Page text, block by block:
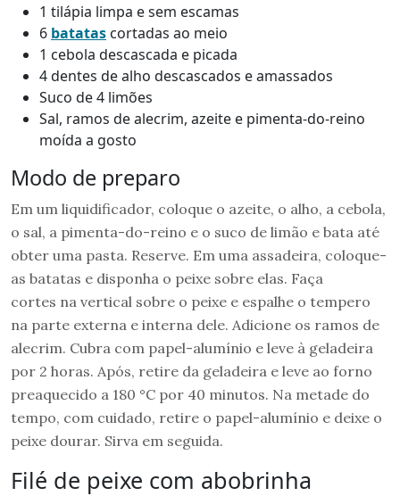
1 tilápia limpa e sem escamas
6 batatas cortadas ao meio
1 cebola descascada e picada
4 dentes de alho descascados e amassados
Suco de 4 limões
Sal, ramos de alecrim, azeite e pimenta-do-reino
moída a gosto
Modo de preparo
Em um liquidificador, coloque o azeite, o alho, a cebola,
o sal, a pimenta-do-reino e o suco de limão e bata até
obter uma pasta. Reserve. Em uma assadeira, coloque-
as batatas e disponha o peixe sobre elas. Faça
cortes na vertical sobre o peixe e espalhe o tempero
na parte externa e interna dele. Adicione os ramos de
alecrim. Cubra com papel-alumínio e leve à geladeira
por 2 horas. Após, retire da geladeira e leve ao forno
preaquecido a 180 °C por 40 minutos. Na metade do
tempo, com cuidado, retire o papel-alumínio e deixe o
peixe dourar. Sirva em seguida.
Filé de peixe com abobrinha